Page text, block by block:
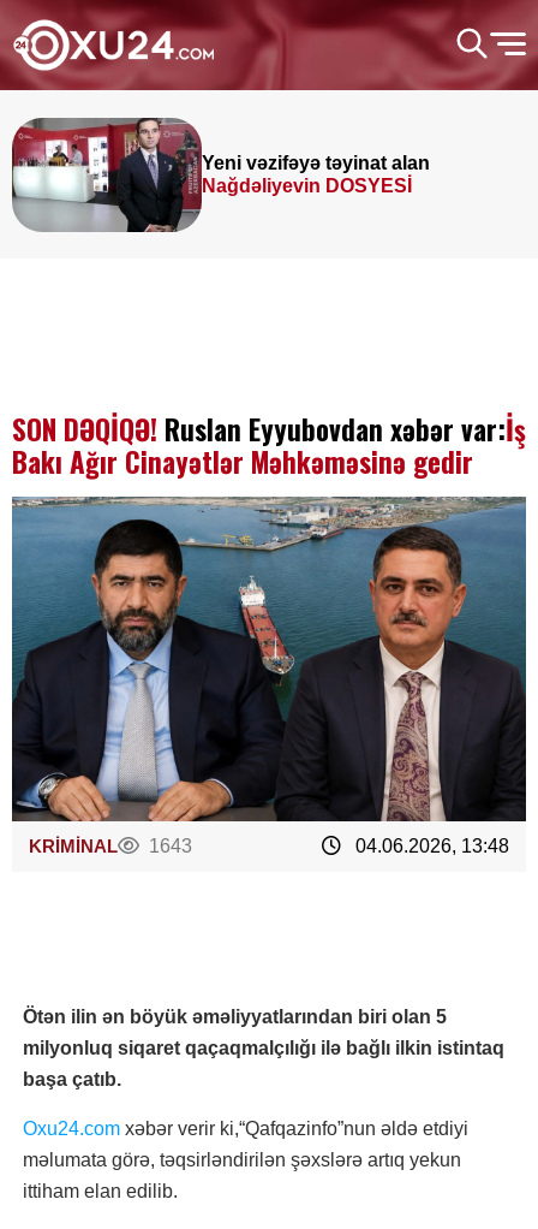
Yeni vəzifəyə təyinat alan
Nağdəliyevin DOSYESİ
SON DƏQİQƏ! Ruslan Eyyubovdan xəbər var:İş
Bakı Ağır Cinayətlər Məhkəməsinə gedir
KRİMİNAL 1643 04.06.2026, 13:48
Ötən ilin ən böyük əməliyyatlarından biri olan 5
milyonluq siqaret qaçaqmalçılığı ilə bağlı ilkin istintaq
başa çatıb.
Oxu24.com xəbər verir ki,“Qafqazinfo”nun əldə etdiyi
məlumata görə, təqsirləndirilən şəxslərə artıq yekun
ittiham elan edilib.